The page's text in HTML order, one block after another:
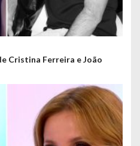
Cristina Ferreira e João